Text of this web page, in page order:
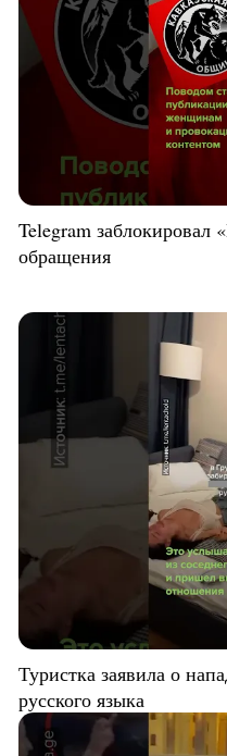
Telegram заблокировал
обращения
Туристка заявила о
русского языка